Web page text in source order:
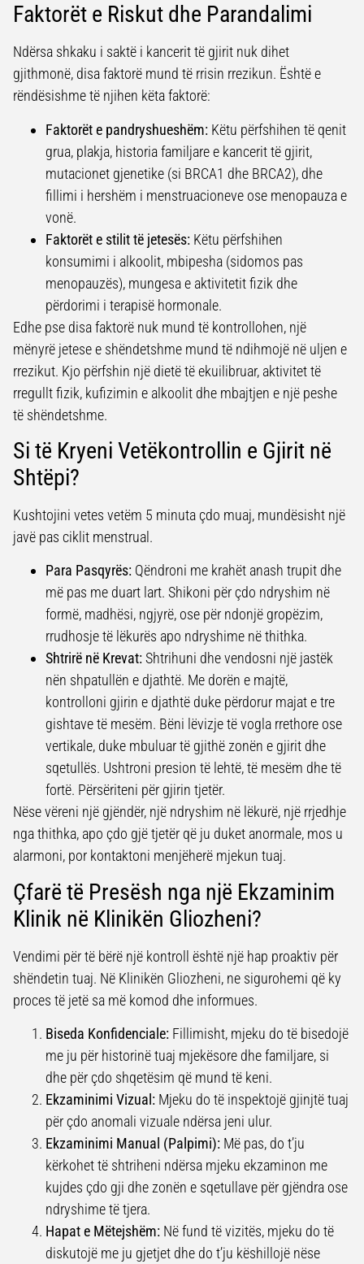
Faktorët e Riskut dhe Parandalimi
Ndërsa shkaku i saktë i kancerit të gjirit nuk dihet
gjithmonë, disa faktorë mund të rrisin rrezikun. Është e
rëndësishme të njihen këta faktorë:
Faktorët e pandryshueshëm: Këtu përfshihen të qenit
grua, plakja, historia familjare e kancerit të gjirit,
mutacionet gjenetike (si BRCA1 dhe BRCA2), dhe
fillimi i hershëm i menstruacioneve ose menopauza e
vonë.
Faktorët e stilit të jetesës: Këtu përfshihen
konsumimi i alkoolit, mbipesha (sidomos pas
menopauzës), mungesa e aktivitetit fizik dhe
përdorimi i terapisë hormonale.
Edhe pse disa faktorë nuk mund të kontrollohen, një
mënyrë jetese e shëndetshme mund të ndihmojë në uljen e
rrezikut. Kjo përfshin një dietë të ekuilibruar, aktivitet të
rregullt fizik, kufizimin e alkoolit dhe mbajtjen e një peshe
të shëndetshme.
Si të Kryeni Vetëkontrollin e Gjirit në
Shtëpi?
Kushtojini vetes vetëm 5 minuta çdo muaj, mundësisht një
javë pas ciklit menstrual.
Para Pasqyrës: Qëndroni me krahët anash trupit dhe
më pas me duart lart. Shikoni për çdo ndryshim në
formë, madhësi, ngjyrë, ose për ndonjë gropëzim,
rrudhosje të lëkurës apo ndryshime në thithka.
Shtrirë në Krevat:Shtrihuni dhe vendosni një jastëk
nën shpatullën e djathtë. Me dorën e majtë,
kontrolloni gjirin e djathtë duke përdorur majat e tre
gishtave të mesëm. Bëni lëvizje të vogla rrethore ose
vertikale, duke mbuluar të gjithë zonën e gjirit dhe
sqetullës. Ushtroni presion të lehtë, të mesëm dhe të
fortë. Përsëriteni për gjirin tjetër.
Nëse vëreni një gjëndër, një ndryshim në lëkurë, një rrjedhje
nga thithka, apo çdo gjë tjetër që ju duket anormale, mos u
alarmoni, por kontaktoni menjëherë mjekun tuaj.
Çfarë të Presësh nga një Ekzaminim
Klinik në Klinikën Gliozheni?
Vendimi për të bërë një kontroll është një hap proaktiv për
shëndetin tuaj. Në Klinikën Gliozheni, ne sigurohemi që ky
proces të jetë sa më komod dhe informues.
Biseda Konfidenciale: Fillimisht, mjeku do të bisedojë
me ju për historinë tuaj mjekësore dhe familjare, si
dhe për çdo shqetësim që mund të keni.
Ekzaminimi Vizual: Mjeku do të inspektojë gjinjtë tuaj
për çdo anomali vizuale ndërsa jeni ulur.
Ekzaminimi Manual (Palpimi): Më pas, do t’ju
kërkohet të shtriheni ndërsa mjeku ekzaminon me
kujdes çdo gji dhe zonën e sqetullave për gjëndra ose
ndryshime të tjera.
Hapat e Mëtejshëm: Në fund të vizitës, mjeku do të
diskutojë me ju gjetjet dhe do t’ju këshillojë nëse